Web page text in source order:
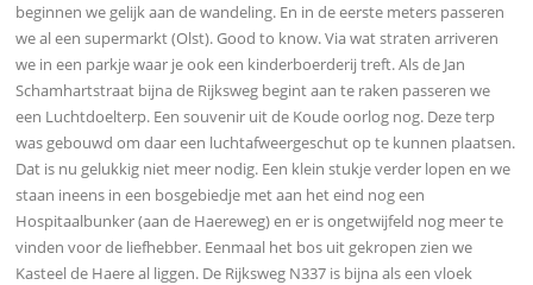
beginnen we gelijk aan de wandeling. En in de eerste meters passeren
we al een supermarkt (Olst). Good to know. Via wat straten arriveren
we in een parkje waar je ook een kinderboerderij treft. Als de Jan
Schamhartstraat bijna de Rijksweg begint aan te raken passeren we
een Luchtdoelterp. Een souvenir uit de Koude oorlog nog. Deze terp
was gebouwd om daar een luchtafweergeschut op te kunnen plaatsen.
Dat is nu gelukkig niet meer nodig. Een klein stukje verder lopen en we
staan ineens in een bosgebiedje met aan het eind nog een
Hospitaalbunker (aan de Haereweg) en er is ongetwijfeld nog meer te
vinden voor de liefhebber. Eenmaal het bos uit gekropen zien we
Kasteel de Haere al liggen. De Rijksweg N337 is bijna als een vloek